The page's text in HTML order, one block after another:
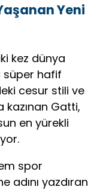
Yeni
kez dünya
süper hafif
cesur stili ve
kazınan Gatti,
en yürekli
spor
adını yazdıran